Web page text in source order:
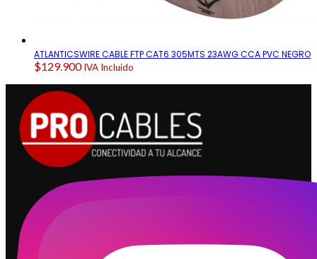
ATLANTICSWIRE CABLE FTP CAT6 305MTS 23AWG CCA PVC NEGRO
$129.900 IVA Incluido